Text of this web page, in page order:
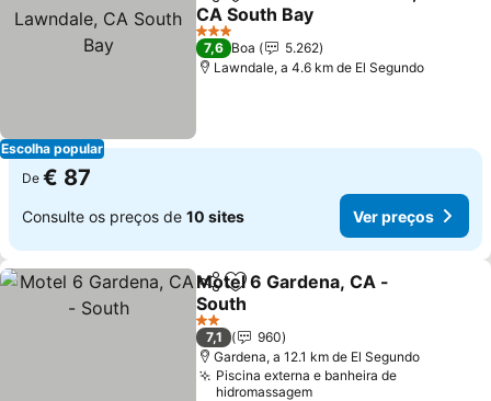
Escolha popular
CA South Bay
3 Estrelas
7,6 Boa
5.262
Lawndale, a 4.6 km de El Segundo
De € 87
Consulte os preços de 10 sites Ver preços
PartilharAdicionar aos favoritos
Motel 6 Gardena, CA -
South
2 Estrelas
7,1
960
Gardena, a 12.1 km de El Segundo
Piscina externa e banheira de
hidromassagem